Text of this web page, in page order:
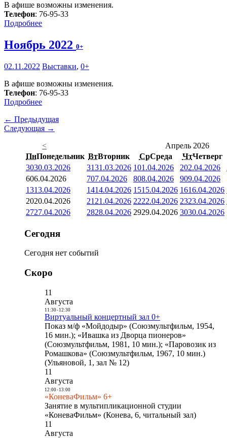
В афише возможны изменения.
Телефон: 76-95-33
Подробнее
Ноябрь 2022 0+
02.11.2022 Выставки, 0+
В афише возможны изменения.
Телефон: 76-95-33
Подробнее
← Предыдущая
Следующая →
<
Апрель 2026
ПнПонедельник ВтВторник СрСреда ЧтЧетверг
3030.03.2026 3131.03.2026 101.04.2026 202.04.2026
606.04.2026 707.04.2026 808.04.2026 909.04.2026
1313.04.2026 1414.04.2026 1515.04.2026 1616.04.2026
2020.04.2026 21 21.04.2026 2222.04.2026 2323.04.2026
2727.04.2026 2828.04.2026 2929.04.2026 3030.04.2026
Сегодня
Сегодня нет событий
Скоро
11
Августа
11:30- 12:30
Виртуальный концертный зал 0+
Показ м/ф «Мойдодыр» (Союзмультфильм, 1954,
16 мин.); «Ивашка из Дворца пионеров»
(Союзмультфильм, 1981, 10 мин.); «Паровозик из
Ромашкова» (Союзмультфильм, 1967, 10 мин.)
(Ульяновой, 1, зал № 12)
11
Августа
12:00- 13:00
«КоневаФильм» 6+
Занятие в мультипликационной студии
«КоневаФильм» (Конева, 6, читальный зал)
11
Августа